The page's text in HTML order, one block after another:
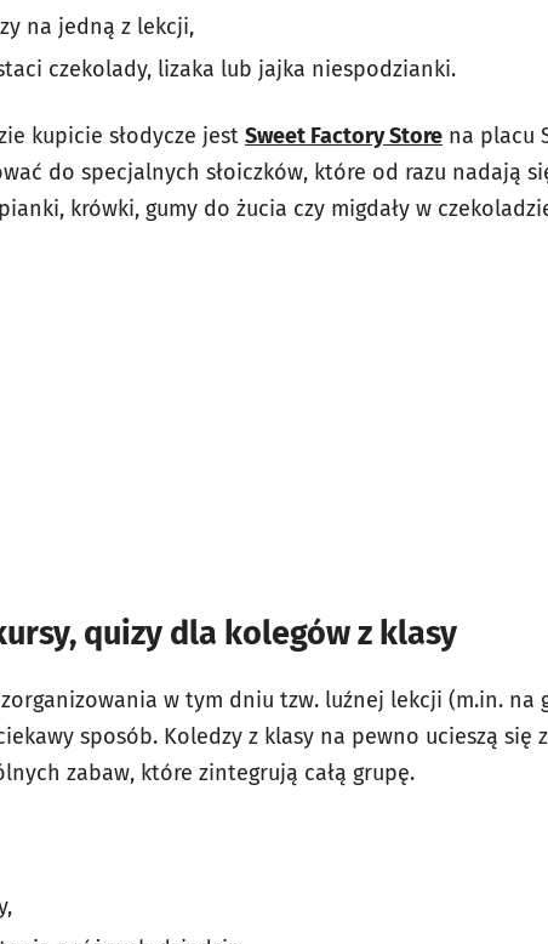
na jedną z lekcji,
czekolady, lizaka lub jajka niespodzianki.
kupicie słodycze jest Sweet Factory Store na placu
do specjalnych słoiczków, które od razu nadają
krówki, gumy do żucia czy migdały w
quizy dla kolegów z klasy
w tym dniu tzw. luźnej lekcji (m.in. na
sposób. Koledzy z klasy na pewno ucieszą się
zabaw, które zintegrują całą grupę.